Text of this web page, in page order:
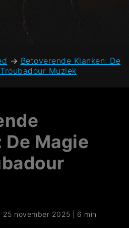
→ Betoverende Klanken: De
Muziek
De Magie
25 november 2025
6 min